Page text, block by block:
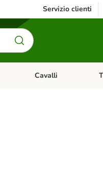
Servizio clienti
Uccelli Apri Menu Categoria:
Cavalli